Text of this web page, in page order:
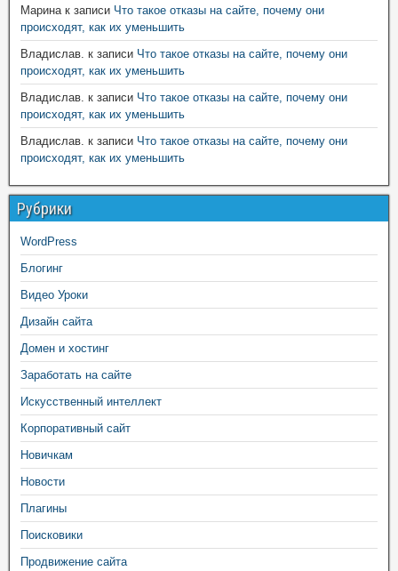
Маринак записи Что такое отказы на сайте, почему они
происходят, как их уменьшить
Владислав. к записи Что такое отказы на сайте, почему они
происходят, как их уменьшить
Владислав. к записи Что такое отказы на сайте, почему они
происходят, как их уменьшить
Владислав. к записи Что такое отказы на сайте, почему они
происходят, как их уменьшить
Рубрики
WordPress
Блогинг
Видео Уроки
Дизайн сайта
Домен и хостинг
Заработать на сайте
Искусственный интеллект
Корпоративный сайт
Новичкам
Новости
Плагины
Поисковики
Продвижение сайта